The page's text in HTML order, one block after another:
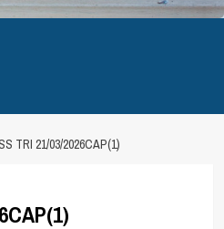
TRI 21/03/2026CAP(1)